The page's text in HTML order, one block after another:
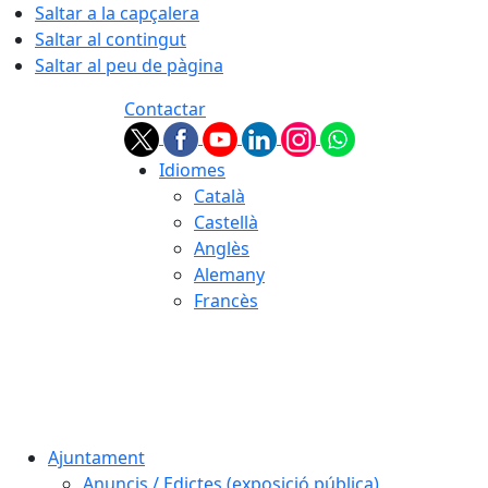
Saltar a la capçalera
Saltar al contingut
Saltar al peu de pàgina
Contactar
Idiomes
Català
Castellà
Anglès
Alemany
Francès
Ajuntament